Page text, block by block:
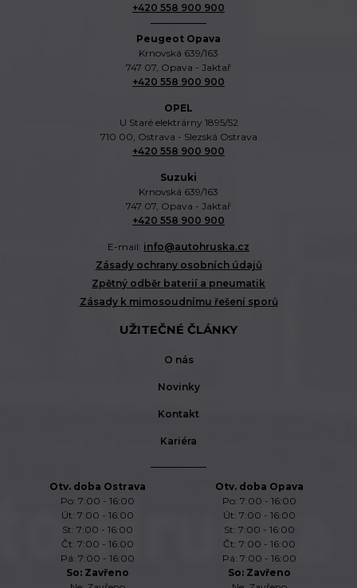
+420 558 900 900
Peugeot Opava
Krnovská 639/163
747 07, Opava - Jaktař
+420 558 900 900
OPEL
U Staré elektrárny 1895/52
710 00, Ostrava - Slezská Ostrava
+420 558 900 900
Suzuki
Krnovská 639/163
747 07, Opava - Jaktař
+420 558 900 900
E-mail: info@autohruska.cz
Zásady ochrany osobních údajů
Zpětný odběr baterií a pneumatik
Zásady k mimosoudnímu řešení sporů
UŽITEČNÉ ČLÁNKY
O nás
Novinky
Kontakt
Kariéra
Otv. doba Ostrava
Po: 7:00 - 16:00
Út: 7:00 - 16:00
St: 7:00 - 16:00
Čt: 7:00 - 16:00
Pá: 7:00 - 16:00
So: Zavřeno
Otv. doba Opava
Po: 7:00 - 16:00
Út: 7:00 - 16:00
St: 7:00 - 16:00
Čt: 7:00 - 16:00
Pá: 7:00 - 16:00
So: Zavřeno